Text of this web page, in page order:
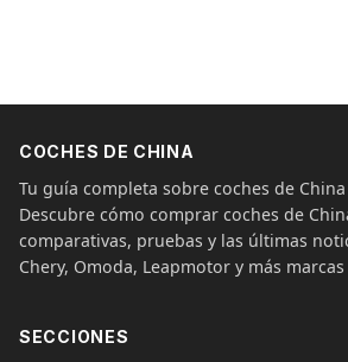
COCHES DE CHINA
Tu guía completa sobre coches de China
Descubre cómo comprar coches de
comparativas, pruebas y las últimas
Chery, Omoda, Leapmotor y más
SECCIONES